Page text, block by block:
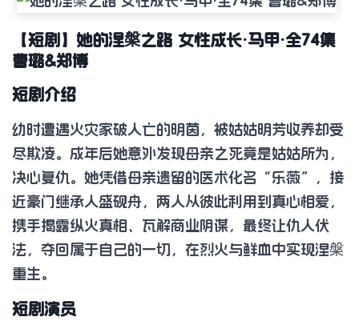
【短剧】她的涅槃之路 女性成长·马甲·全74集
曹璐&郑博
短剧介绍
幼时遭遇火灾家破人亡的明茵，被姑姑明芳收养却受
尽欺凌。成年后她意外发现母亲之死竟是姑姑所为，
决心复仇。她凭借母亲遗留的医术化名“乐薇”，接
近豪门继承人盛砚舟，两人从彼此利用到真心相爱，
携手揭露纵火真相、瓦解商业阴谋，最终让仇人伏
法，夺回属于自己的一切，在烈火与鲜血中实现涅槃
重生。
短剧演员